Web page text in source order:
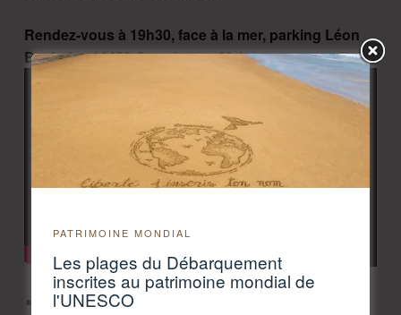
Rendez-vous à 19h30, face à la mer, parking Léon
Bacheley 14450 Grandcamp-Maisy
20h30 : Escale afro-caribéenne avec La
PATRIMOINE MONDIAL
Les plages du Débarquement
inscrites au patrimoine mondial de
l'UNESCO